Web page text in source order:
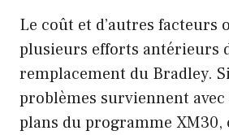
Le coût et d’autres facteurs
plusieurs efforts antérieurs
remplacement du Bradley.
problèmes surviennent
plans du programme